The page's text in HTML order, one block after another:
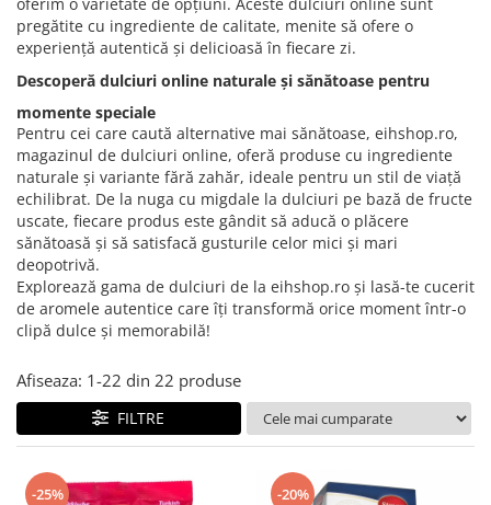
Condimente turcesti
Alge Nori
Supa miso
pregătite cu ingrediente de calitate, menite să ofere o
experiență autentică și delicioasă în fiecare zi.
Descoperă dulciuri online naturale și sănătoase pentru
momente speciale
Pentru cei care caută alternative mai sănătoase, eihshop.ro,
magazinul de dulciuri online, oferă produse cu ingrediente
naturale și variante fără zahăr, ideale pentru un stil de viață
echilibrat. De la nuga cu migdale la dulciuri pe bază de fructe
uscate, fiecare produs este gândit să aducă o plăcere
sănătoasă și să satisfacă gusturile celor mici și mari
deopotrivă.
Explorează gama de dulciuri de la eihshop.ro și lasă-te cucerit
de aromele autentice care îți transformă orice moment într-o
clipă dulce și memorabilă!
Afiseaza: 1-22 din 22 produse
FILTRE
-25% -20%